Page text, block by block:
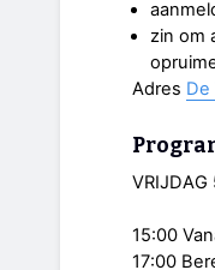
zin om
Adres De
VRIJDAG
15:00
17:00